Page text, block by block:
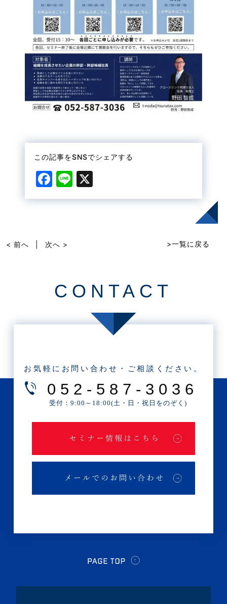
この記事をSNSでシェアする
F
a
b
k
Li
n
X
>一覧に戻る
< 前へ 次へ >
CONTACT
お気軽にお問い合わせ・ご相談ください。
052-587-3036
受付：9:00～18:00(土・日・祝日をのぞく)